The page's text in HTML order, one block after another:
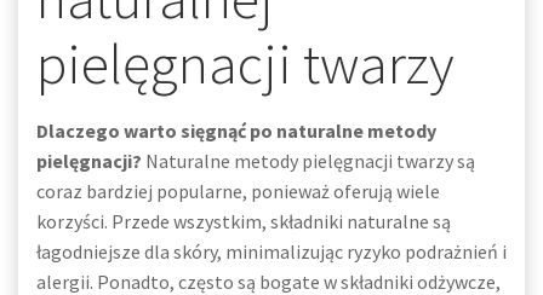
pielęgnacji twarzy
Dlaczego warto sięgnąć po naturalne metody
pielęgnacji? Naturalne metody pielęgnacji twarzy są
coraz bardziej popularne, ponieważ oferują wiele
korzyści. Przede wszystkim, składniki naturalne są
łagodniejsze dla skóry, minimalizując ryzyko podrażnień i
alergii. Ponadto, często są bogate w składniki odżywcze,